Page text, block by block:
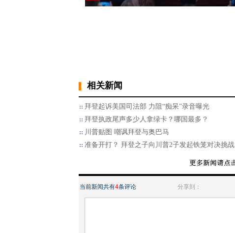
相关新闻
拜登起诉美国司法部 力阻“痴呆”录音曝光
拜登执政尾声多少人拿绿卡？哪国最多？
川普贴图 嘲讽拜登与奥巴马
准备开打？ 拜登之子向川普2子发起铁笼对决挑战
当前新闻共有4条评论 分享到：